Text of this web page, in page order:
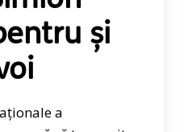
și
a